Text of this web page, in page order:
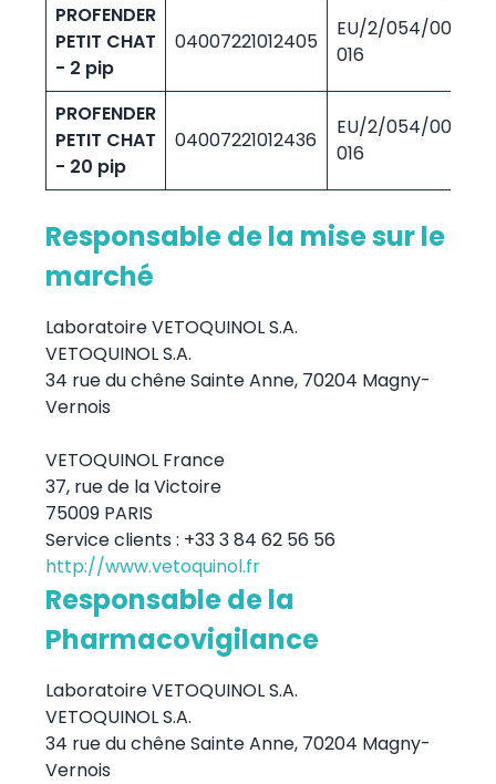
PROFENDER
PETIT CHAT
- 2 pip
04007221012405
EU/2/054/001-
016
PROFENDER
PETIT CHAT
- 20 pip
04007221012436
EU/2/054/001-
016
Responsable de la mise sur le
marché
Laboratoire VETOQUINOL S.A.
VETOQUINOL S.A.
34 rue du chêne Sainte Anne, 70204 Magny-
Vernois
VETOQUINOL France
37, rue de la Victoire
75009 PARIS
Service clients : +33 3 84 62 56 56
http://www.vetoquinol.fr
Responsable de la
Pharmacovigilance
Laboratoire VETOQUINOL S.A.
VETOQUINOL S.A.
34 rue du chêne Sainte Anne, 70204 Magny-
Vernois